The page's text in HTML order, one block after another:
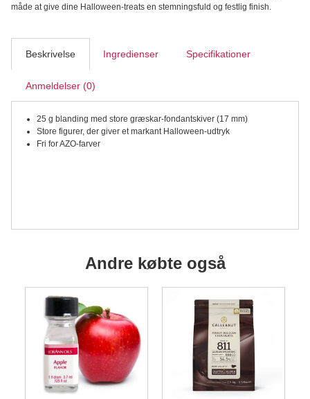
måde at give dine Halloween-treats en stemningsfuld og festlig finish.
Beskrivelse Ingredienser Specifikationer
Anmeldelser (0)
25 g blanding med store græskar-fondantskiver (17 mm)
Store figurer, der giver et markant Halloween-udtryk
Fri for AZO-farver
Andre købte også